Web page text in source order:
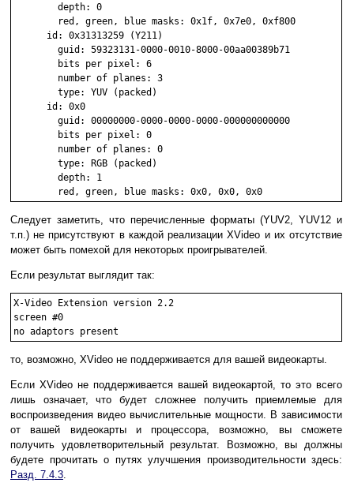
        depth: 0
        red, green, blue masks: 0x1f, 0x7e0, 0xf800
      id: 0x31313259 (Y211)
        guid: 59323131-0000-0010-8000-00aa00389b71
        bits per pixel: 6
        number of planes: 3
        type: YUV (packed)
      id: 0x0
        guid: 00000000-0000-0000-0000-000000000000
        bits per pixel: 0
        number of planes: 0
        type: RGB (packed)
        depth: 1
Следует заметить, что перечисленные форматы (YUV2, YUV12 и
т.п.) не присутствуют в каждой реализации XVideo и их отсутствие
может быть помехой для некоторых проигрывателей.
Если результат выглядит так:
X-Video Extension version 2.2
screen #0
то, возможно, XVideo не поддерживается для вашей видеокарты.
Если XVideo не поддерживается вашей видеокартой, то это всего
лишь означает, что будет сложнее получить приемлемые для
воспроизведения видео вычислительные мощности. В зависимости
от вашей видеокарты и процессора, возможно, вы сможете
получить удовлетворительный результат. Возможно, вы должны
будете прочитать о путях улучшения производительности здесь:
Разд. 7.4.3.